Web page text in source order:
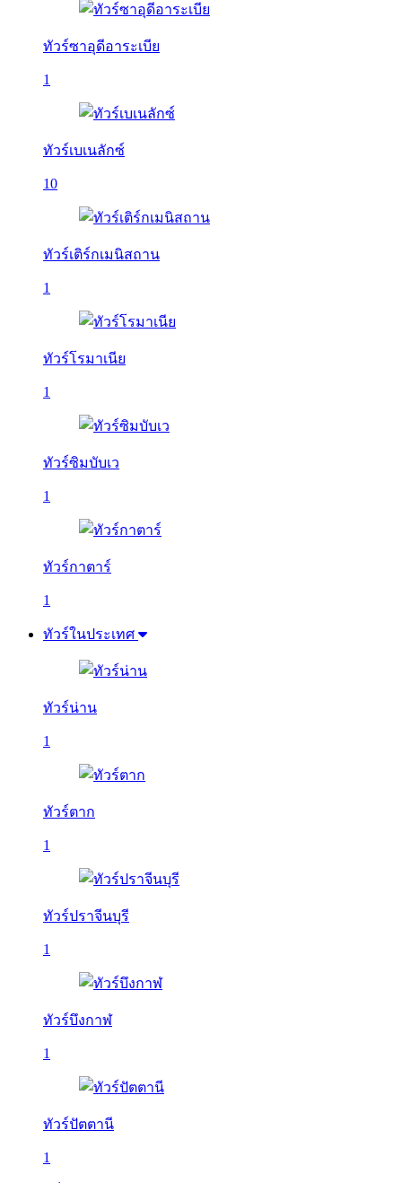
ทัวร์ซาอุดีอาระเบีย
1
ทัวร์เบเนลักซ์
10
ทัวร์เติร์กเมนิสถาน
1
ทัวร์โรมาเนีย
1
ทัวร์ซิมบับเว
1
ทัวร์กาตาร์
1
ทัวร์ในประเทศ
ทัวร์น่าน
1
ทัวร์ตาก
1
ทัวร์ปราจีนบุรี
1
ทัวร์บึงกาฬ
1
ทัวร์ปัตตานี
1